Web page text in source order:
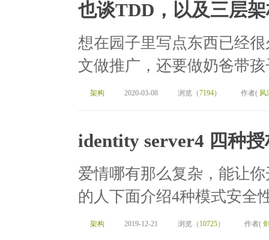
也谈TDD，以及三层
想在园子里写点东西已经
文做推广，还要做奶爸带
架构 2020-03-08 浏览（7194） 作者( 风
identity server4 四种
爱情哪有那么复杂，能让
的人下面介绍4种模式安全
架构 2019-12-21 浏览（ 10725） 作者(